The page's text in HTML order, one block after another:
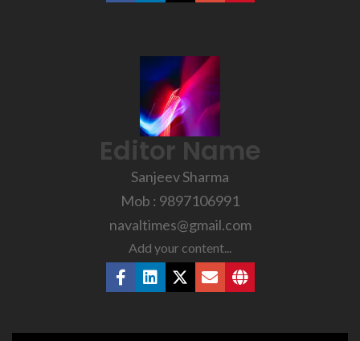
Editor Name
Sanjeev Sharma
Mob : 9897106991
navaltimes@gmail.com
Add your content...